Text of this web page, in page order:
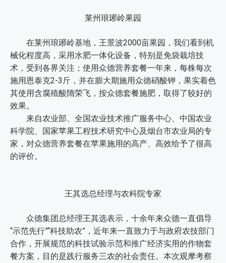
莱州琅琊岭果园
在莱州琅琊岭基地，王景波2000亩果园，我们看到机
械化程度高，采用水肥一体化设备，特别是免袋栽培技
术，受到各界关注；使用众德营养套餐一年来，每株每次
施用恩泰克2-3斤，并在膨大期施用众德硝酸钾，果实着色
其使用含腐殖酸隋荣飞，按众德套餐施肥，取得了较好的
效果。
来自农业部、全国农业技术推广服务中心、中国农业
科学院、国家苹果工程技术研究中心及烟台市农业局的专
家，对众德营养套餐在苹果施用的高产、高效给予了很高
的评价。
王其选总经理与农科院专家
众德集团总经理王其选表示，十余年来众德一直倡导
“示范先行”“科技助农”，近年来一直致力于与政府农技部门
合作，开展规范的科技试验示范和推广经济实用的作物套
餐方案，目的是践行服务三农的社会责任。本次观摩考察